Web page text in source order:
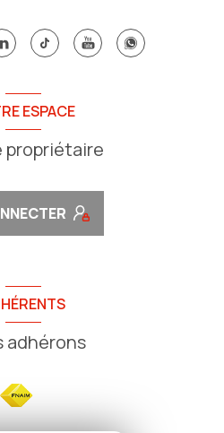
ESPACE
propriétaire
adhérons